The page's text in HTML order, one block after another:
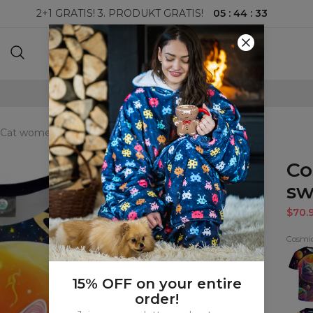
2+1 GRATIS! 3. PRODUKT GRATIS! 05 :44 :31
100-DAGERS RETURRETT
womens sweatshirt
Cat
T-
shirt
15% OFF on your entire
order!